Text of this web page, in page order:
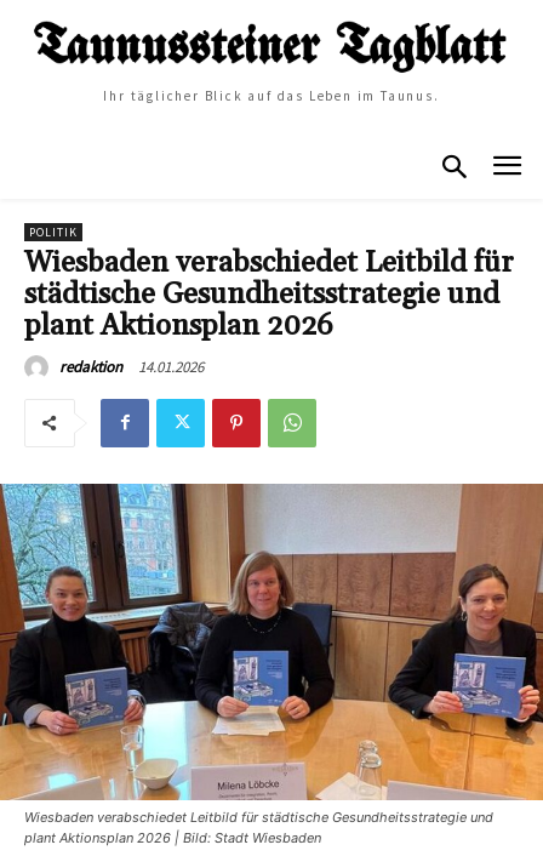
Ihr täglicher Blick auf das Leben im Taunus.
POLITIK
Wiesbaden verabschiedet Leitbild für
städtische Gesundheitsstrategie und
plant Aktionsplan 2026
redaktion 14.01.2026
Wiesbaden verabschiedet Leitbild für städtische Gesundheitsstrategie und
plant Aktionsplan 2026 | Bild: Stadt Wiesbaden